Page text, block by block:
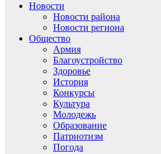
Новости
Новости района
Новости региона
Общество
Армия
Благоустройство
Здоровье
История
Конкурсы
Культура
Молодежь
Образование
Патриотизм
Погода